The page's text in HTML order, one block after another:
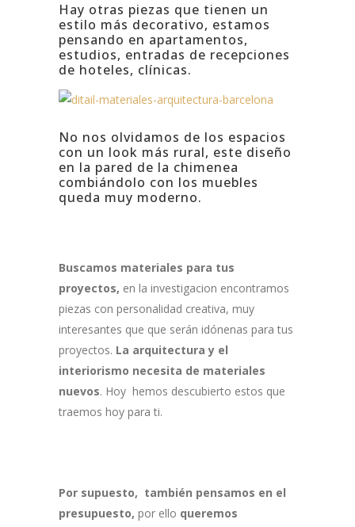
Hay otras piezas que tienen un
estilo más decorativo, estamos
pensando en apartamentos,
estudios, entradas de recepciones
de hoteles, clínicas.
No nos olvidamos de los espacios
con un look más rural, este diseño
en la pared de la chimenea
combiándolo con los muebles
queda muy moderno.
Buscamos materiales para tus
proyectos, en la investigacion encontramos
piezas con personalidad creativa, muy
interesantes que que serán idónenas para tus
proyectos. La arquitectura y el
interiorismo necesita de materiales
nuevos. Hoy hemos descubierto estos que
traemos hoy para ti.
Por supuesto, también pensamos en el
presupuesto, por ello queremos